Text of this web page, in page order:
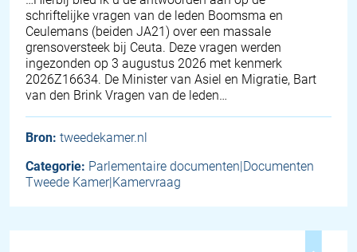
schriftelijke vragen van de leden Boomsma en
Ceulemans (beiden JA21) over een massale
grensoversteek bij Ceuta. Deze vragen werden
ingezonden op 3 augustus 2026 met kenmerk
2026Z16634. De Minister van Asiel en Migratie, Bart
van den Brink Vragen van de leden…
Bron: tweedekamer.nl
Categorie: Parlementaire documenten|Documenten
Tweede Kamer|Kamervraag